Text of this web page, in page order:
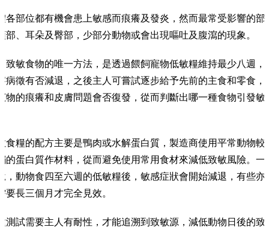
各部位都有機會患上敏感而痕癢及發炎，然而最常受影響的部
部、耳朵及臀部，少部分動物或會出現嘔吐及腹瀉的現象。
致敏食物的唯一方法，是透過餵飼寵物低敏糧維持最少八週，
病徵有否減退，之後主人可嘗試逐步給予先前的主食和零食，
物的痕癢和皮膚問題會否復發，從而判斷出哪一種食物引發敏
食糧的配方主要是鴨肉或水解蛋白質，製造商使用平常動物較
的蛋白質作材料，從而避免使用常用食材來減低致敏風險。一
，動物食四至六週的低敏糧後，敏感症狀會開始減退，有些亦
要長三個月才完全見效。
測試需要主人有耐性，才能追溯到致敏源，減低動物日後的致